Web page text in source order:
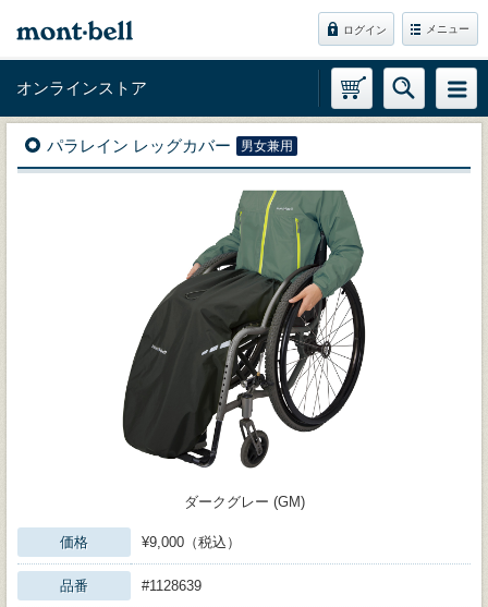
ログイン メニュー
オンラインストア
パラレイン レッグカバー 男女兼用
ダークグレー (GM)
価格 ¥9,000（税込）
品番 #1128639